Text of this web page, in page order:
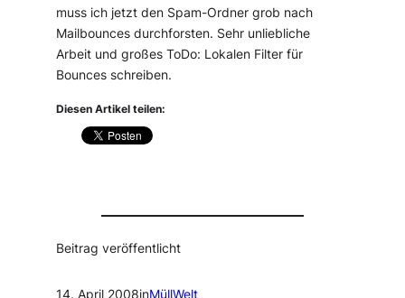
muss ich jetzt den Spam-Ordner grob nach
Mailbounces durchforsten. Sehr unliebliche
Arbeit und großes ToDo: Lokalen Filter für
Bounces schreiben.
Diesen Artikel teilen:
Beitrag veröffentlicht
14. April 2008inMüllWelt